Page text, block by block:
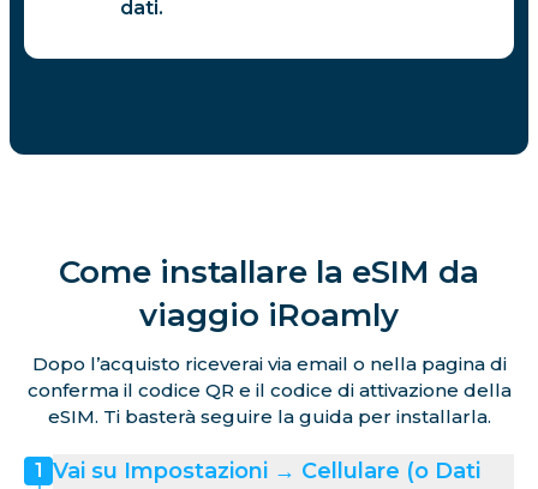
dati.
Come installare la eSIM da
viaggio iRoamly
Dopo l’acquisto riceverai via email o nella pagina di
conferma il codice QR e il codice di attivazione della
eSIM. Ti basterà seguire la guida per installarla.
1 Vai su Impostazioni → Cellulare (o Dati